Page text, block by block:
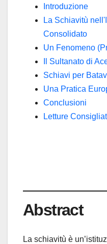
Introduzione
La Schiavitù
Consolidato
Un Fenomeno
Il Sultanato di
Schiavi per
Una Pratica
Conclusioni
Letture
Abstract
La schiavitù è